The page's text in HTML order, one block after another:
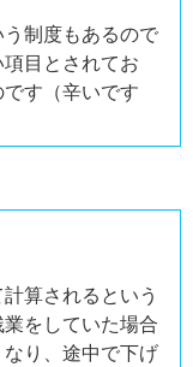
う制度もあるので
目とされてお
す（辛いです
算されるという
をしていた場合
り、途中で下げ